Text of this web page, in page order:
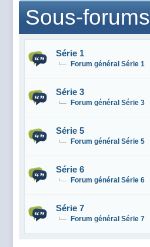
Sous-forums
Série 1
Forum général Série 1
Série 3
Forum général Série 3
Série 5
Forum général Série 5
Série 6
Forum général Série 6
Série 7
Forum général Série 7